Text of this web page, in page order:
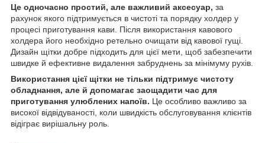
Це одночасно простий, але важливий аксесуар, за
рахунок якого підтримується в чистоті та порядку холдер у
процесі приготування кави. Після використання кавового
холдера його необхідно ретельно очищати від кавової гущі.
Дизайн щітки добре підходить для цієї мети, щоб забезпечити
швидке й ефективне видалення забруднень за мінімуму рухів.
Використання цієї щітки не тільки підтримує чистоту
обладнання, але й допомагає заощадити час для
приготування улюблених напоїв. Це особливо важливо за
високої відвідуваності, коли швидкість обслуговування клієнтів
відіграє вирішальну роль.